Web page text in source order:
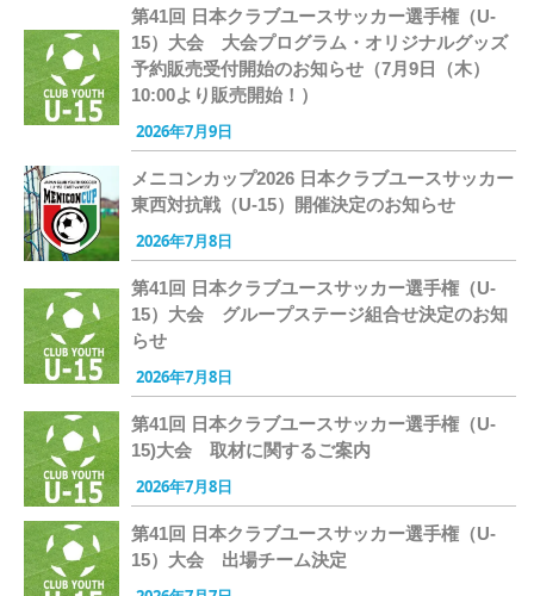
第41回 日本クラブユースサッカー選手権（U-
15）大会 大会プログラム・オリジナルグッズ
予約販売受付開始のお知らせ（7月9日（木）
10:00より販売開始！）
2026年7月9日
メニコンカップ2026 日本クラブユースサッカー
東西対抗戦（U-15）開催決定のお知らせ
2026年7月8日
第41回 日本クラブユースサッカー選手権（U-
15）大会 グループステージ組合せ決定のお知
らせ
2026年7月8日
第41回 日本クラブユースサッカー選手権（U-
15)大会 取材に関するご案内
2026年7月8日
第41回 日本クラブユースサッカー選手権（U-
15）大会 出場チーム決定